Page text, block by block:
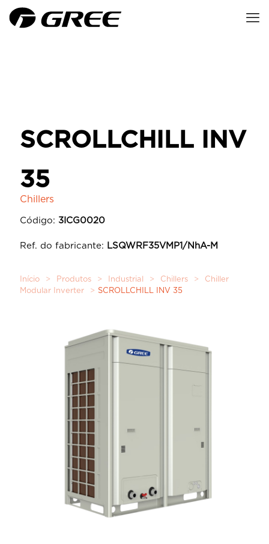
SCROLLCHILL INV
35
Chillers
Código: 3ICG0020
Ref. do fabricante: LSQWRF35VMP1/NhA-M
Início > Produtos > Industrial > Chillers >
Chiller
Modular Inverter
> SCROLLCHILL INV 35